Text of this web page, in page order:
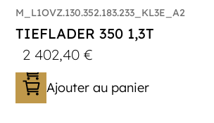
M_L1OVZ.130.352.183.233_KL3E_A2
TIEFLADER 350 1,3T
2 402,40€
Ajouter au panier